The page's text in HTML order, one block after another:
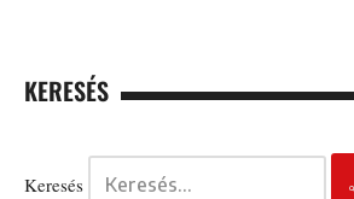
KERESÉS
Keresés